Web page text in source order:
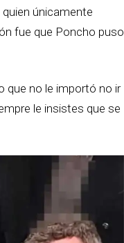
únicamente
fue que Poncho puso
que no le importó no ir
le insistes que se